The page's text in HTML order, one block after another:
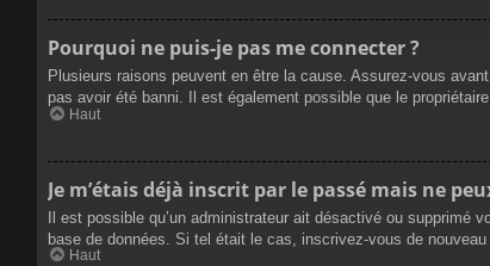
Pourquoi ne puis-je pas me connecter ?
Plusieurs raisons peuvent en être la cause. Assurez-vous
pas avoir été banni. Il est également possible que le
Haut
Je m’étais déjà inscrit par le passé mais ne
Il est possible qu’un administrateur ait désactivé ou
base de données. Si tel était le cas, inscrivez-vous de
Haut